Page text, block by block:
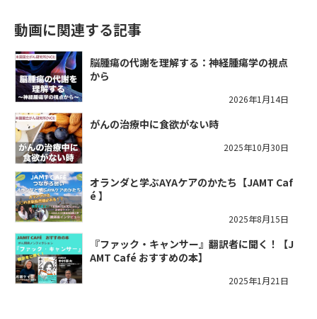
動画に関連する記事
脳腫瘍の代謝を理解する：神経腫瘍学の視点
から
2026年1月14日
がんの治療中に食欲がない時
2025年10月30日
オランダと学ぶAYAケアのかたち【JAMT Caf
é 】
2025年8月15日
『ファック・キャンサー』翻訳者に聞く！【J
AMT Café おすすめの本】
2025年1月21日